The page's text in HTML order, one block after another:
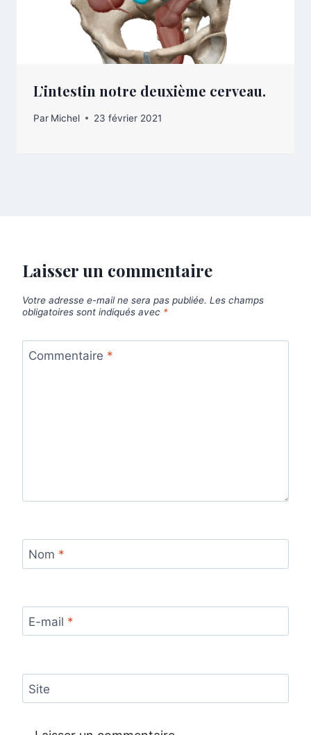
L’intestin notre deuxième cerveau.
Par Michel 23 février 2021
Laisser un commentaire
Votre adresse e-mail ne sera pas publiée. Les champs
obligatoires sont indiqués avec *
Commentaire *
Nom *
E-mail *
Site